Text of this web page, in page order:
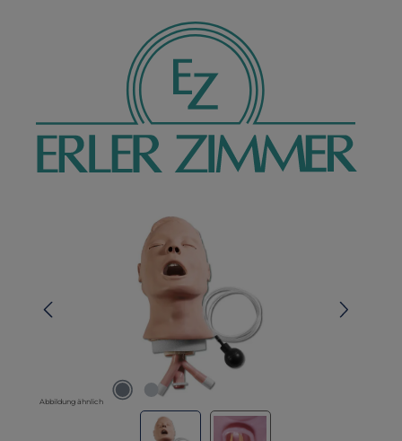
Bildergalerie überspringen
Abbildung ähnlich